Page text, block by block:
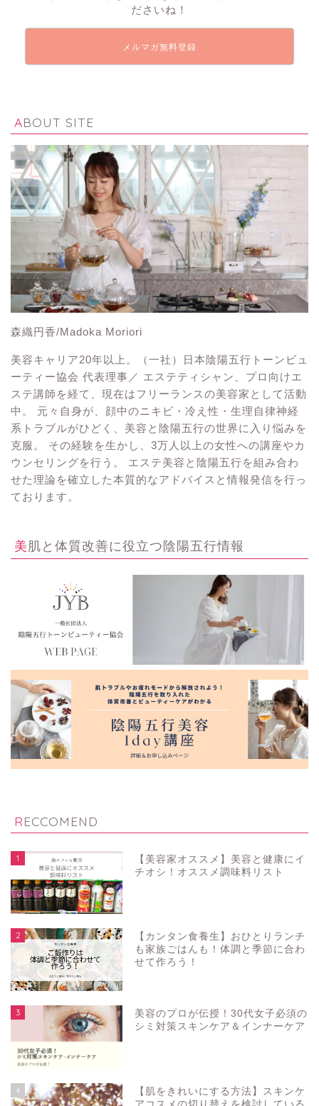
ださいね！
メルマガ無料登録
ABOUT SITE
森織円香/Madoka Moriori
美容キャリア20年以上。（一社）日本陰陽五行トーンビュ
ーティー協会 代表理事／ エステティシャン、プロ向けエ
ステ講師を経て、現在はフリーランスの美容家として活動
中。 元々自身が、顔中のニキビ・冷え性・生理自律神経
系トラブルがひどく、美容と陰陽五行の世界に入り悩みを
克服。 その経験を生かし、3万人以上の女性への講座やカ
ウンセリングを行う。 エステ美容と陰陽五行を組み合わ
せた理論を確立した本質的なアドバイスと情報発信を行っ
ております。
美肌と体質改善に役立つ陰陽五行情報
RECCOMEND
1
【美容家オススメ】美容と健康にイ
チオシ！オススメ調味料リスト
2
【カンタン食養生】おひとりランチ
も家族ごはんも！体調と季節に合わ
せて作ろう！
3
美容のプロが伝授！30代女子必須の
シミ対策スキンケア＆インナーケア
4
【肌をきれいにする方法】スキンケ